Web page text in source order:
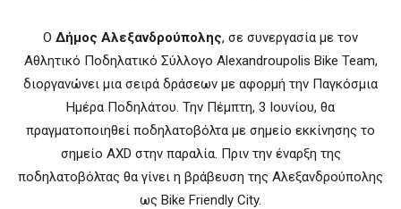
Ο Δήμος Αλεξανδρούπολης, σε συνεργασία με τον
Αθλητικό Ποδηλατικό Σύλλογο Alexandroupolis Bike Team,
διοργανώνει μια σειρά δράσεων με αφορμή την Παγκόσμια
Ημέρα Ποδηλάτου. Την Πέμπτη, 3 Ιουνίου, θα
πραγματοποιηθεί ποδηλατοβόλτα με σημείο εκκίνησης το
σημείο AXD στην παραλία. Πριν την έναρξη της
ποδηλατοβόλτας θα γίνει η βράβευση της Αλεξανδρούπολης
ως Bike Friendly City.